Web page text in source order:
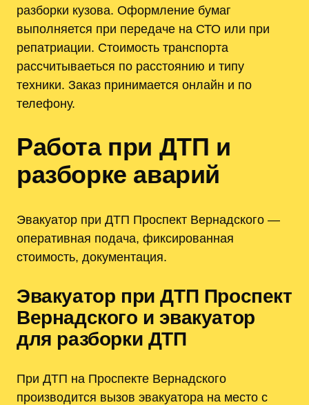
разборки кузова. Оформление бумаг
выполняется при передаче на СТО или при
репатриации. Стоимость транспорта
рассчитываеться по расстоянию и типу
техники. Заказ принимается онлайн и по
телефону.
Работа при ДТП и
разборке аварий
Эвакуатор при ДТП Проспект Вернадского —
оперативная подача, фиксированная
стоимость, документация.
Эвакуатор при ДТП Проспект
Вернадского и эвакуатор
для разборки ДТП
При ДТП на Проспекте Вернадского
производится вызов эвакуатора на место с